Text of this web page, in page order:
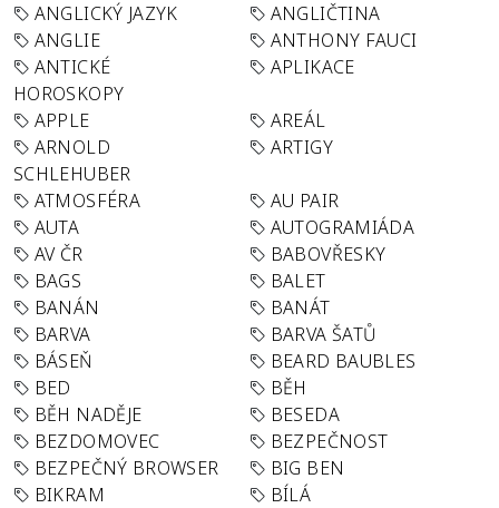
ANGLICKÝ JAZYK
ANGLIČTINA
ANGLIE
ANTHONY FAUCI
ANTICKÉ
HOROSKOPY
APLIKACE
APPLE
AREÁL
ARNOLD
SCHLEHUBER
ARTIGY
ATMOSFÉRA
AU PAIR
AUTA
AUTOGRAMIÁDA
AV ČR
BABOVŘESKY
BAGS
BALET
BANÁN
BANÁT
BARVA
BARVA ŠATŮ
BÁSEŇ
BEARD BAUBLES
BED
BĚH
BĚH NADĚJE
BESEDA
BEZDOMOVEC
BEZPEČNOST
BEZPEČNÝ BROWSER
BIG BEN
BIKRAM
BÍLÁ